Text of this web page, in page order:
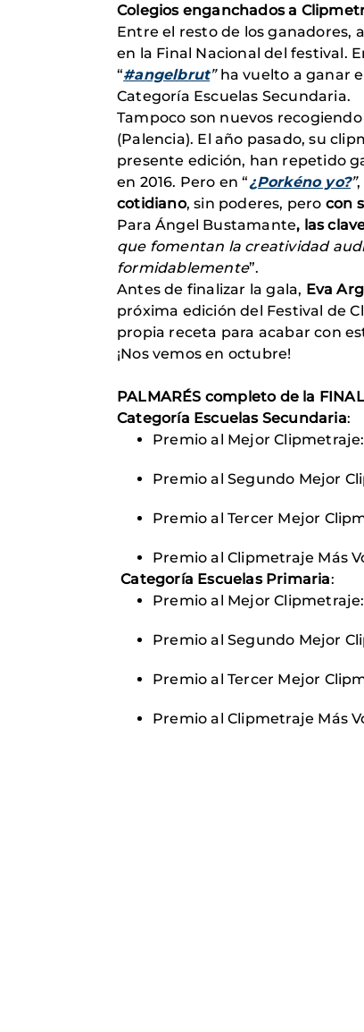
Colegios enganchados a
Entre el resto de los ganadores,
en la Final Nacional del festival.
“#angelbrut”ha vuelto a ganar
Categoría Escuelas Secundaria.
Tampoco son nuevos
(Palencia). El año pasado, su
presente edición, han repetido
en 2016. Pero en “¿Porkéno yo?”
cotidiano, sin poderes, pero con
Para Ángel Bustamante, las
que fomentan la creatividad
formidablemente”.
Antes de finalizar la gala, Eva
próxima edición del Festival de
propia receta para acabar con
¡Nos vemos en octubre!
PALMARÉS completo de la
Categoría Escuelas Secundaria:
Premio al Mejor Clipmetraje:
Premio al Segundo Mejor
Premio al Tercer Mejor
Premio al Clipmetraje Más
Categoría Escuelas Primaria:
Premio al Mejor Clipmetraje:
Premio al Segundo Mejor
Premio al Tercer Mejor
Premio al Clipmetraje Más